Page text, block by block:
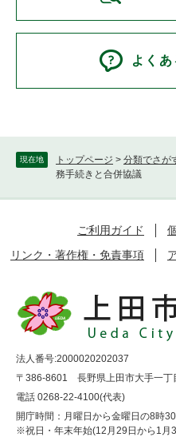
現在地 トップページ > 分類でさが
務手続きと合併協議
よく
ご利用ガイド
リンク・著作権・免責事項
法人番号:2000020202037
〒386-8601 長野県上田市大手一丁
電話 0268-22-4100(代表)
開庁時間：月曜日から金曜日の8時
※祝日・年末年始(12月29日から1月3